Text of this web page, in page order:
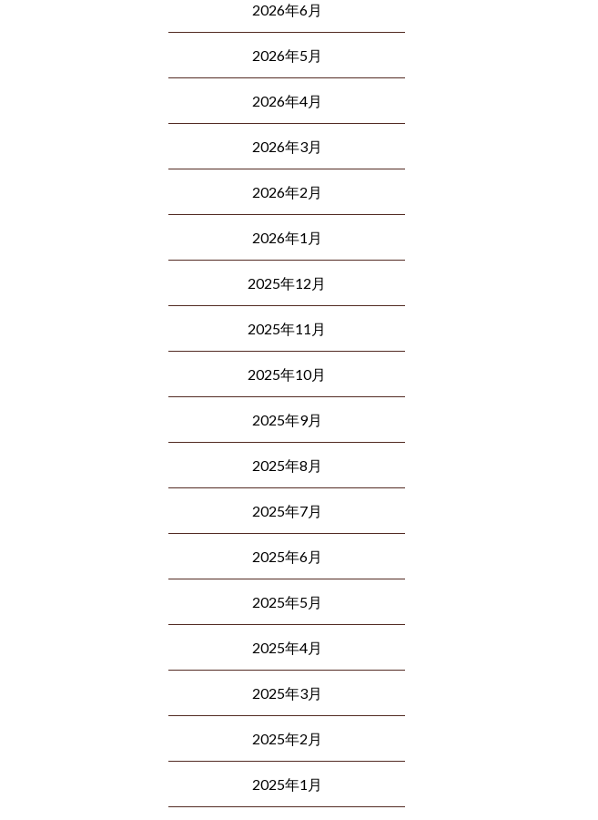
2026年6月
2026年5月
2026年4月
2026年3月
2026年2月
2026年1月
2025年12月
2025年11月
2025年10月
2025年9月
2025年8月
2025年7月
2025年6月
2025年5月
2025年4月
2025年3月
2025年2月
2025年1月